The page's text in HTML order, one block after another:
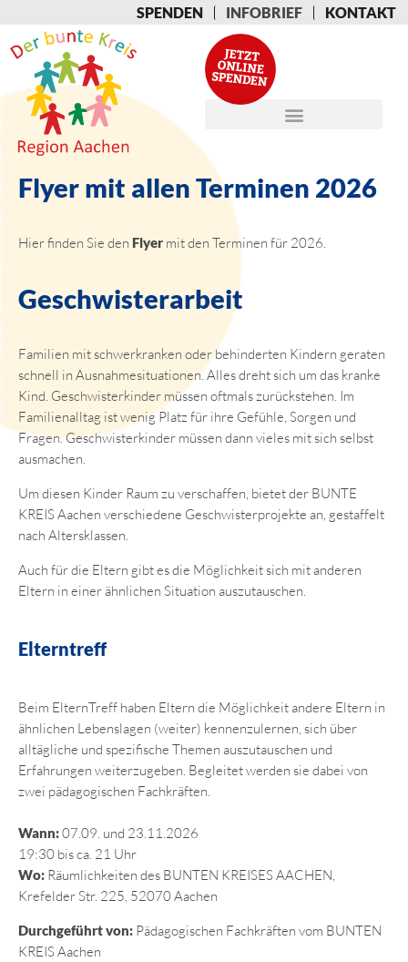
SPENDEN INFOBRIEF KONTAKT
Flyer mit allen Terminen 2026
Hier finden Sie den Flyer mit den Terminen für 2026.
Geschwisterarbeit
Familien mit schwerkranken oder behinderten Kindern geraten
schnell in Ausnahmesituationen. Alles dreht sich um das kranke
Kind. Geschwisterkinder müssen oftmals zurückstehen. Im
Familienalltag ist wenig Platz für ihre Gefühle, Sorgen und
Fragen. Geschwisterkinder müssen dann vieles mit sich selbst
ausmachen.
Um diesen Kinder Raum zu verschaffen, bietet der BUNTE
KREIS Aachen verschiedene Geschwisterprojekte an, gestaffelt
nach Altersklassen.
Auch für die Eltern gibt es die Möglichkeit sich mit anderen
Eltern in einer ähnlichen Situation auszutauschen.
Elterntreff
Beim ElternTreff haben Eltern die Möglichkeit andere Eltern in
ähnlichen Lebenslagen (weiter) kennenzulernen, sich über
alltägliche und spezifische Themen auszutauschen und
Erfahrungen weiterzugeben. Begleitet werden sie dabei von
zwei pädagogischen Fachkräften.
Wann:07.09. und 23.11.2026
19:30 bis ca. 21 Uhr
Wo: Räumlichkeiten des BUNTEN KREISES AACHEN,
Krefelder Str. 225, 52070 Aachen
Durchgeführt von: Pädagogischen Fachkräften vom BUNTEN
KREIS Aachen